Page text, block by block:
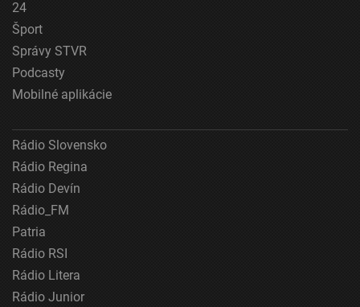
Meranie výkonnosti reklamy
Meranie výkonnosti obsahu
Pochopiť cieľové skupiny na základe štatistík
Vývoj a zlepšovanie služieb
Použitie obmedzených údajov na výber obsahu
Používanie presných údajov o geografickej
polohe
Identifikácia zariadení na základe aktívne
24
Šport
Správy STVR
Podcasty
Mobilné aplikácie
Rádio Slovensko
Rádio Regina
Rádio Devín
Rádio_FM
Patria
Rádio RSI
Rádio Litera
Rádio Junior